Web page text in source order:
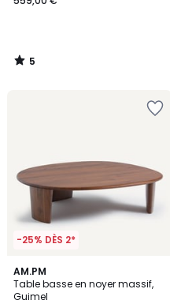
5
/
-25% DÈS 2*
AM.PM
Table basse en noyer massif,
Guimel
1
/
5